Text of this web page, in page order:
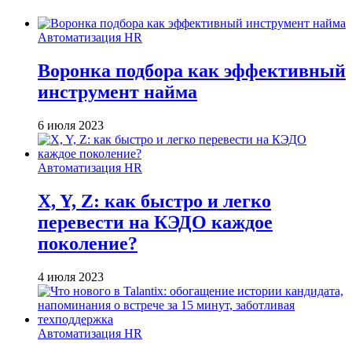
Автоматизация HR
Воронка подбора как эффективный
инструмент найма
6 июля 2023
Автоматизация HR
X, Y, Z: как быстро и легко
перевести на КЭДО каждое
поколение?
4 июля 2023
Автоматизация HR